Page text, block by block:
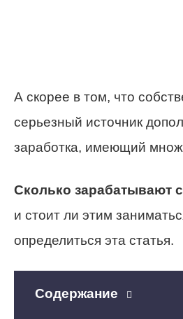
А скорее в том, что
серьезный источник
заработка, имеющий
Сколько зарабатывают
и стоит ли этим
определиться эта статья.
Содержание